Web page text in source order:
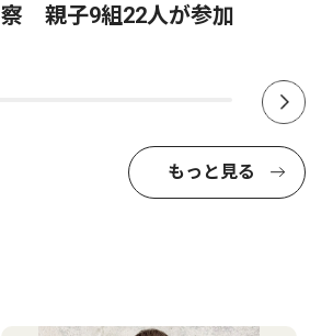
察 親子9組22人が参加
もっと見る